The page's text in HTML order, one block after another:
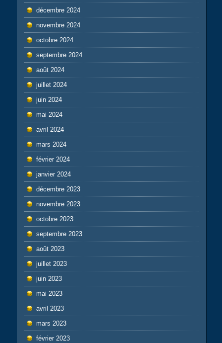
décembre 2024
novembre 2024
octobre 2024
septembre 2024
août 2024
juillet 2024
juin 2024
mai 2024
avril 2024
mars 2024
février 2024
janvier 2024
décembre 2023
novembre 2023
octobre 2023
septembre 2023
août 2023
juillet 2023
juin 2023
mai 2023
avril 2023
mars 2023
février 2023